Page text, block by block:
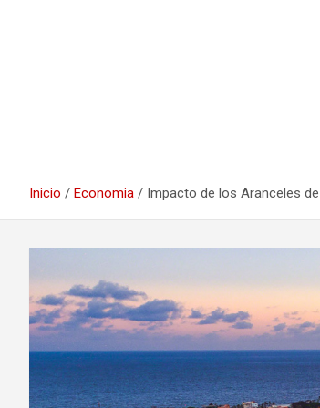
Inicio Economia Impacto de los Aranceles